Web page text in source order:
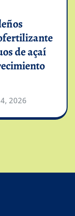
de açaí
2026